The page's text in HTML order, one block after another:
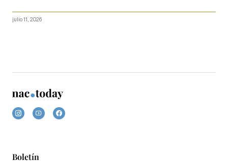
julio 11, 2026
Boletín